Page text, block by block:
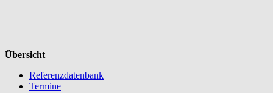
Übersicht
Referenzdatenbank
Termine